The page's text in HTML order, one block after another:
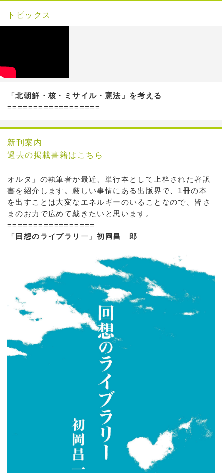
トピックス
「北朝鮮・核・ミサイル・憲法」を考える
==================
新刊案内
過去の掲載書籍はこちら
オルタ」の執筆者が最近、単行本として上梓された著訳
書を紹介します。厳しい事情にある出版界で、1冊の本
を出すことは大変なエネルギーのいることなので、皆さ
まのお力で広めて戴きたいと思います。
=================
「回想のライブラリー」初岡昌一郎